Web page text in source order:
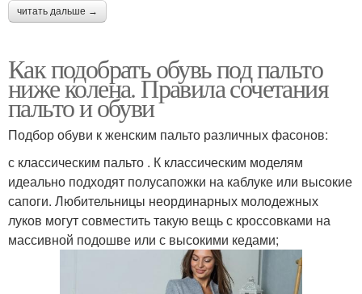
читать дальше →
Как подобрать обувь под пальто
ниже колена. Правила сочетания
пальто и обуви
Подбор обуви к женским пальто различных фасонов:
с классическим пальто . К классическим моделям
идеально подходят полусапожки на каблуке или высокие
сапоги. Любительницы неординарных молодежных
луков могут совместить такую вещь с кроссовками на
массивной подошве или с высокими кедами;